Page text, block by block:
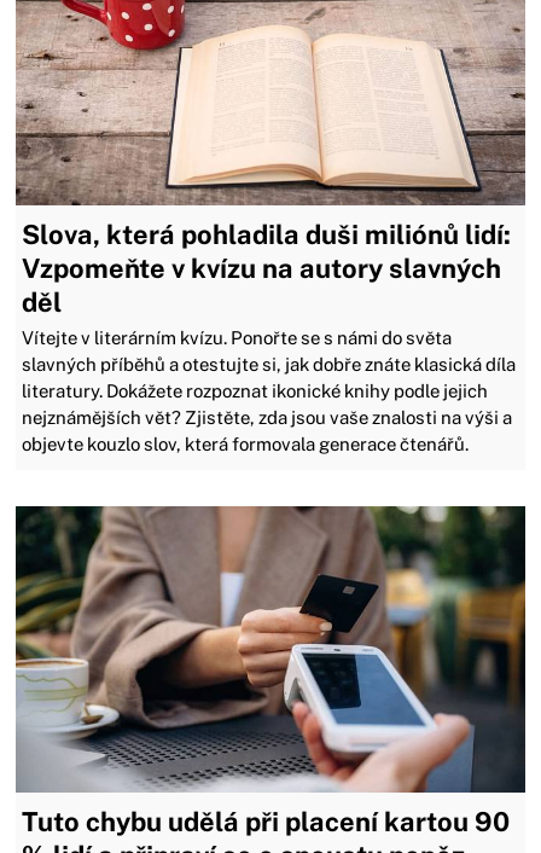
Slova, která pohladila duši miliónů lidí:
Vzpomeňte v kvízu na autory slavných
děl
Vítejte v literárním kvízu. Ponořte se s námi do světa
slavných příběhů a otestujte si, jak dobře znáte klasická díla
literatury. Dokážete rozpoznat ikonické knihy podle jejich
nejznámějších vět? Zjistěte, zda jsou vaše znalosti na výši a
objevte kouzlo slov, která formovala generace čtenářů.
Tuto chybu udělá při placení kartou 90